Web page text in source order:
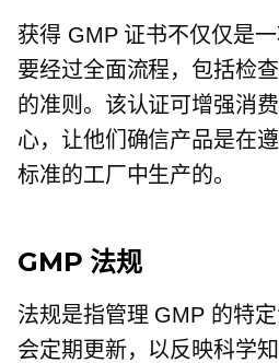
获得 GMP 证书不仅仅是
要经过全面流程，包括检
的准则。该认证可增强消
心，让他们确信产品是在
标准的工厂中生产的。
GMP 法规
法规是指管理 GMP 的特
会定期更新，以反映科学